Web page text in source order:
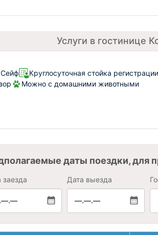
Услуги в гостинице
Сейф Круглосуточная стойка регистрации
Можно с домашними животными
даты поездки, для
заезда Дата выезда
—.—.—